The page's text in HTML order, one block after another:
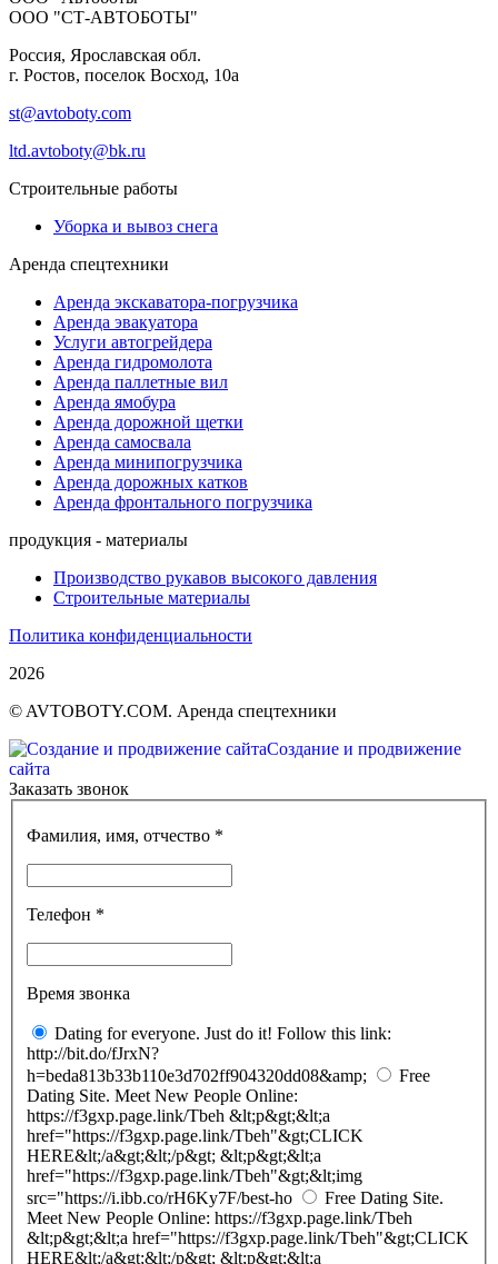
ООО "СТ-АВТОБОТЫ"
Россия, Ярославская обл.
г. Ростов, поселок Восход, 10а
st@avtoboty.com
ltd.avtoboty@bk.ru
Строительные работы
Уборка и вывоз снега
Аренда спецтехники
Аренда экскаватора-погрузчика
Аренда эвакуатора
Услуги автогрейдера
Аренда гидромолота
Аренда паллетные вил
Аренда ямобура
Аренда дорожной щетки
Аренда самосвала
Аренда минипогрузчика
Аренда дорожных катков
Аренда фронтального погрузчика
продукция - материалы
Производство рукавов высокого давления
Строительные материалы
Политика конфиденциальности
2026
© AVTOBOTY.COM. Аренда спецтехники
Создание и продвижение
сайта
Заказать звонок
Фамилия, имя, отчество *
Телефон *
Время звонка
Dating for everyone. Just do it! Follow this link:
http://bit.do/fJrxN?
h=beda813b33b110e3d702ff904320dd08&amp;
Free
Dating Site. Meet New People Online:
https://f3gxp.page.link/Tbeh &lt;p&gt;&lt;a
href="https://f3gxp.page.link/Tbeh"&gt;CLICK
HERE&lt;/a&gt;&lt;/p&gt; &lt;p&gt;&lt;a
href="https://f3gxp.page.link/Tbeh"&gt;&lt;img
src="https://i.ibb.co/rH6Ky7F/best-ho
Free Dating Site.
Meet New People Online: https://f3gxp.page.link/Tbeh
&lt;p&gt;&lt;a href="https://f3gxp.page.link/Tbeh"&gt;CLICK
HERE&lt;/a&gt;&lt;/p&gt; &lt;p&gt;&lt;a